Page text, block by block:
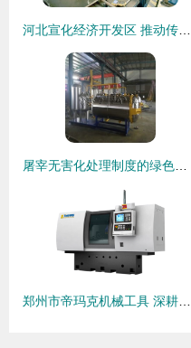
河北宣化经济开发区 推动传统装备制造业向中高端发展
屠宰无害化处理制度的绿色变革 德创机械装备制造的产业化赋能
郑州市帝玛克机械工具 深耕机械装备制造，铸造行业新标杆